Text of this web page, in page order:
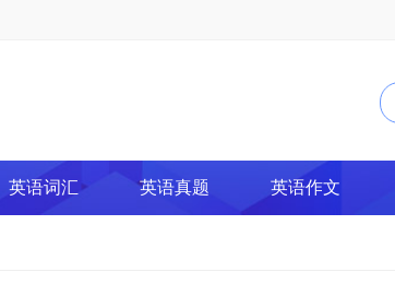
英语词汇 英语真题 英语作文